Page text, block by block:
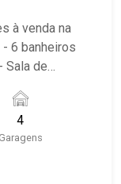
à venda na
Sala de
de
Varanda
- Piscina; -
4
Garagens